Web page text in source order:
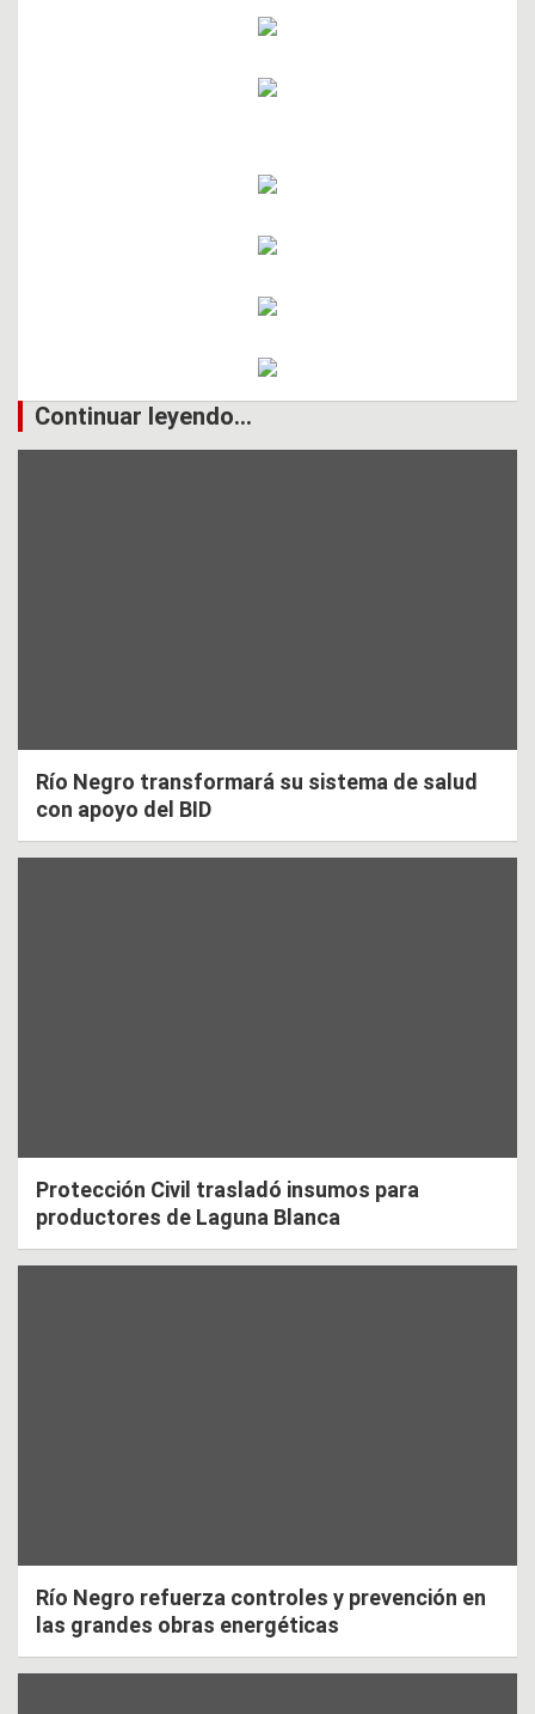
Continuar leyendo...
Río Negro transformará su sistema de salud
con apoyo del BID
Protección Civil trasladó insumos para
productores de Laguna Blanca
Río Negro refuerza controles y prevención en
las grandes obras energéticas